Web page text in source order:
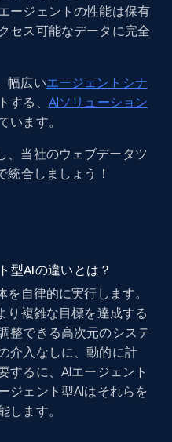
ージェントの性能は保有
セス可能なデータに完全
幅広いエージェントシナ
する、 AIソリューション
います。
、当社のウェブデータツ
統合しましょう！
型AIの違いとは？
自律的に実行します。
り複雑な目標を達成する
整できる高次元のシステ
介入なしに、動的に計
するに、AIエージェント
ジェント型AIはそれらを
します。